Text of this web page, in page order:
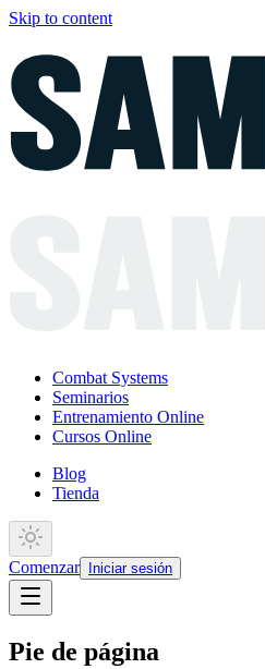
Skip to content
Combat Systems
Seminarios
Entrenamiento Online
Cursos Online
Blog
Tienda
Comenzar Iniciar sesión
Pie de página